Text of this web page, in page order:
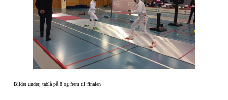
Bildet under; tablå på 8 og frem til finalen